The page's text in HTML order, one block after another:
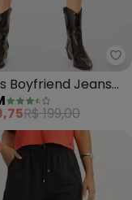
(Vermelho)
Boyfriend Jeans
R$ 199,00